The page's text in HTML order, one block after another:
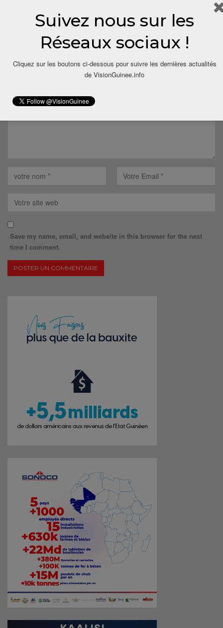
LAISSER UN COMMENTAIRE
Votre adresse email ne sera pas publiée.
Save my name, email, and website in this browser for the next
time I comment.
Suivez nous sur les
Réseaux sociaux !
Cliquez sur les boutons ci-dessous pour suivre les dernières actualités
de VisionGuinee.info